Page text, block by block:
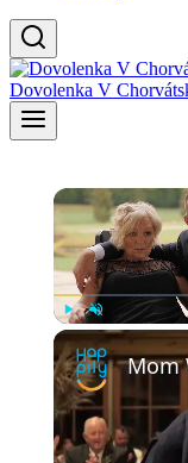
Dovolenka V
Unmute